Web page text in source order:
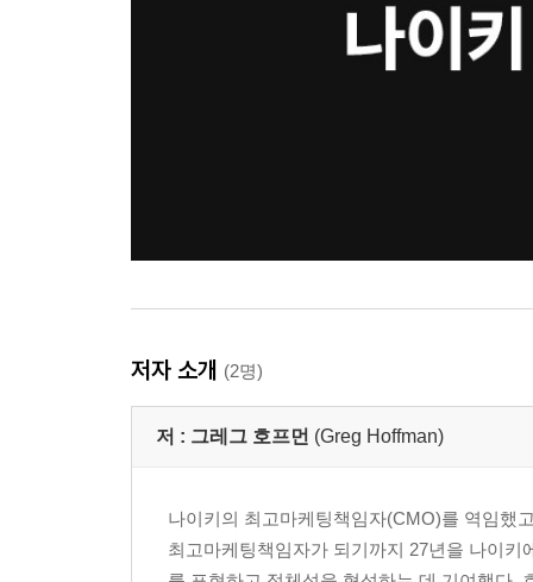
저자 소개 (2명)
저 : 그레그 호프먼 (Greg Hoffman)
나이키의 최고마케팅책임자(CMO)를 역임했
최고마케팅책임자가 되기까지 27년을 나이키